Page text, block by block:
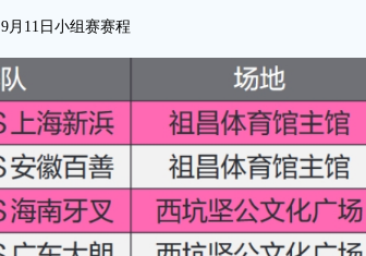
9月11日小组赛赛程